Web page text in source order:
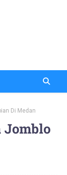
Di Medan
Jomblo